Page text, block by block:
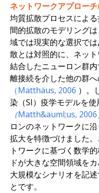
ネットワークアプロー
均質拡散プロセスによ
間的拡散のモデリング
域では現実的な選択で
散とは対照的に、ネッ
結合したニューロン群
離接続を介した他の群
（Matthäus, 2006 ）。
染（SI）疫学モデルを使
（Matth&auml;us,
ロンのネットワークに
拡大を特徴づけました
トワークに基づく数学
ドが大きな空間領域を
大規模なシナリオを記
とです。